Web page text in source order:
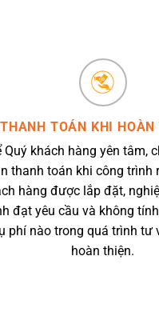
THANH TOÁN KHI HOÀN
Quý khách hàng yên tâm,
thanh toán khi công trình
hàng được lắp đặt,
đạt yêu cầu và không
phí nào trong quá trình tư
hoàn thiện.